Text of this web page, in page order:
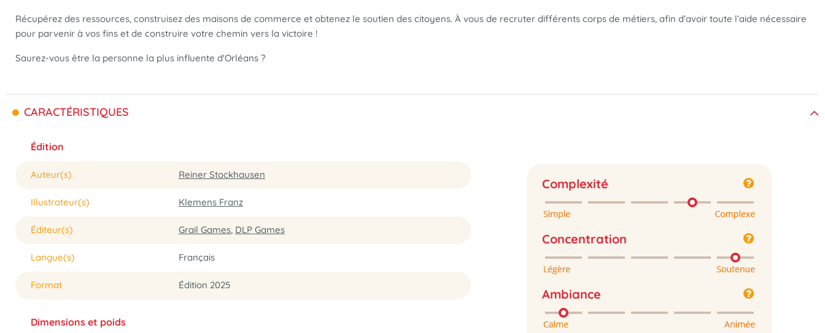
Récupérez des ressources, construisez des maisons de commerce et obtenez le soutien des citoyens. À vous de recruter différents corps de métiers, afin d’avoir toute l’aide nécessaire
pour parvenir à vos fins et de construire votre chemin vers la victoire !
Saurez-vous être la personne la plus influente d'Orléans ?
CARACTÉRISTIQUES
Édition
Auteur(s) Reiner Stockhausen
Illustrateur(s) Klemens Franz
Éditeur(s) Grail Games, DLP Games
Langue(s) Français
Format Édition 2025
Dimensions et poids
Complexité
Concentration
Ambiance